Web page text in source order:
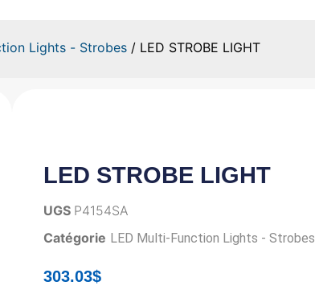
Lights - Strobes/ LED STROBE LIGHT
LED STROBE LIGHT
UGS P4154SA
Catégorie LED Multi-Function Lights - Strobes
303.03$